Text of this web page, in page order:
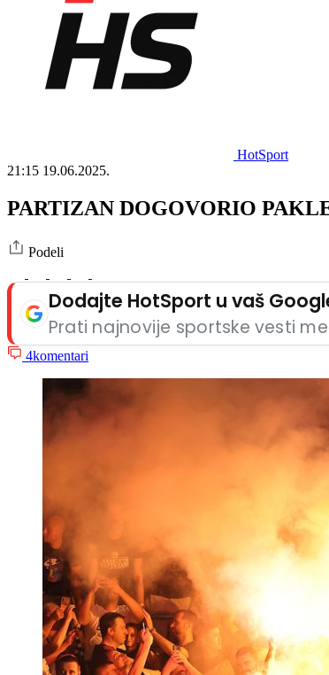
HotSport
21:15 19.06.2025.
PARTIZAN DOGOVORIO
Podeli
Dodajte HotSport u vaš
Prati najnovije sportske vesti
4komentari